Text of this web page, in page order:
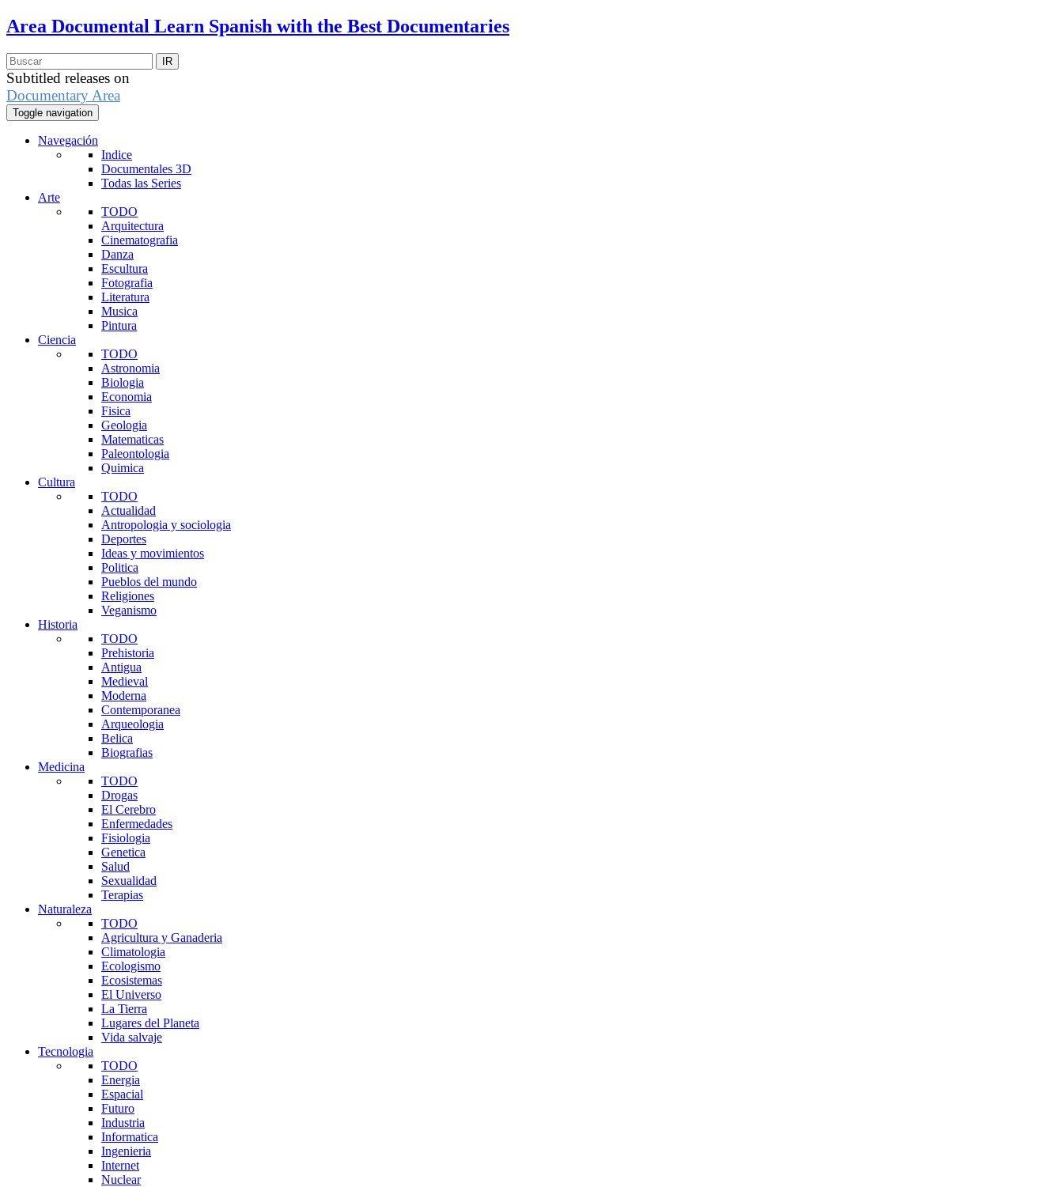
Area Documental Learn Spanish with the Best Documentaries
Subtitled releases on
Documentary Area
Toggle navigation
Navegación
Indice
Documentales 3D
Todas las Series
Arte
TODO
Arquitectura
Cinematografia
Danza
Escultura
Fotografia
Literatura
Musica
Pintura
Ciencia
TODO
Astronomia
Biologia
Economia
Fisica
Geologia
Matematicas
Paleontologia
Quimica
Cultura
TODO
Actualidad
Antropologia y sociologia
Deportes
Ideas y movimientos
Politica
Pueblos del mundo
Religiones
Veganismo
Historia
TODO
Prehistoria
Antigua
Medieval
Moderna
Contemporanea
Arqueologia
Belica
Biografias
Medicina
TODO
Drogas
El Cerebro
Enfermedades
Fisiologia
Genetica
Salud
Sexualidad
Terapias
Naturaleza
TODO
Agricultura y Ganaderia
Climatologia
Ecologismo
Ecosistemas
El Universo
La Tierra
Lugares del Planeta
Vida salvaje
Tecnologia
TODO
Energia
Espacial
Futuro
Industria
Informatica
Ingenieria
Internet
Nuclear